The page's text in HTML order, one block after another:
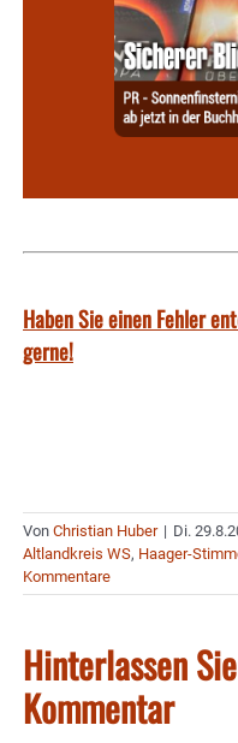
Haben Sie einen Fehler
gerne!
Von Christian Huber | Di.
Altlandkreis WS, Haager-
Kommentare
Hinterlassen
Kommentar